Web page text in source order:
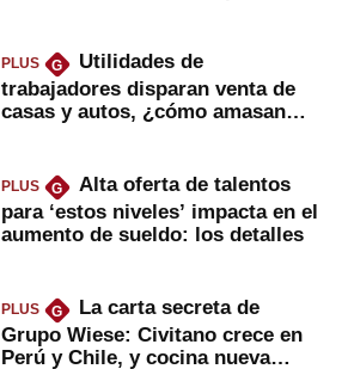
PLUS G
Utilidades de
trabajadores disparan venta de
casas y autos, ¿cómo amasan
PLUS G
Alta oferta de talentos
para ‘estos niveles’ impacta en el
aumento de sueldo: los detalles
PLUS G
La carta secreta de
Grupo Wiese: Civitano crece en
Perú y Chile, y cocina nueva